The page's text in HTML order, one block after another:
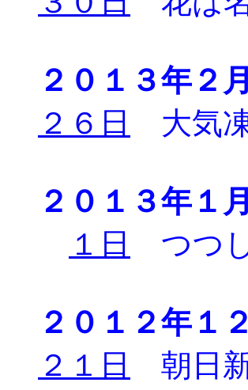
２０１３年２月
２６日
大気
２０１３年１月
１日
つつ
２０１２年１
２１日
朝日